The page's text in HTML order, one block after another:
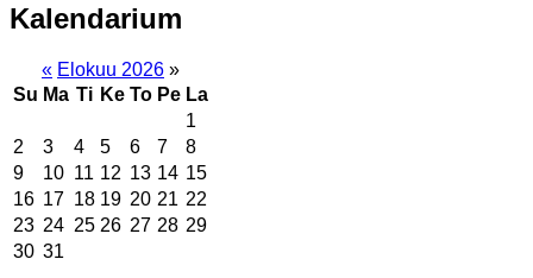
Kalendarium
« Elokuu 2026 »
Su Ma Ti Ke To Pe La
1
2
3 4 5 6 7
8
9
10 11 12 13 14 15
16 17 18 19 20 21 22
23 24 25 26 27 28 29
30 31